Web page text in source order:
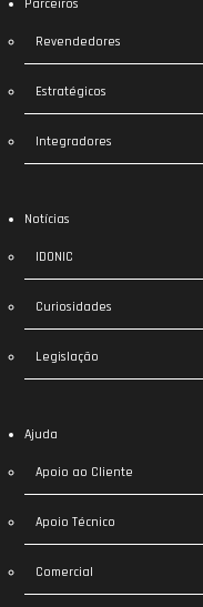
Parceiros
Revendedores
Estratégicos
Integradores
Notícias
IDONIC
Curiosidades
Legislação
Ajuda
Apoio ao Cliente
Apoio Técnico
Comercial